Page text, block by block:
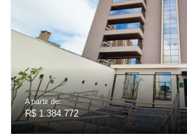
A partir de:
R$ 1.384.772